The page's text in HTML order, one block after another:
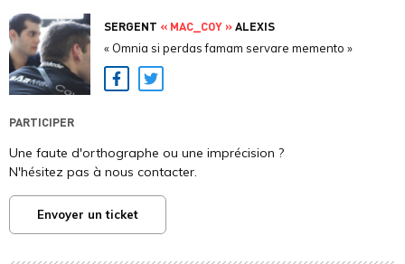
SERGENT « MAC_COY »ALEXIS
« Omnia si perdas famam servare memento »
Facebook
Twitter
PARTICIPER
Une faute d'orthographe ou une imprécision ?
N'hésitez pas à nous contacter.
Envoyer un ticket